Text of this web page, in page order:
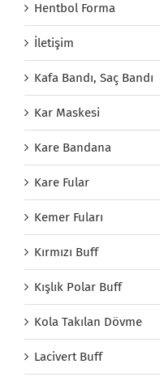
Hentbol Forma
İletişim
Kafa Bandı, Saç Bandı
Kar Maskesi
Kare Bandana
Kare Fular
Kemer Fuları
Kırmızı Buff
Kışlık Polar Buff
Kola Takılan Dövme
Lacivert Buff